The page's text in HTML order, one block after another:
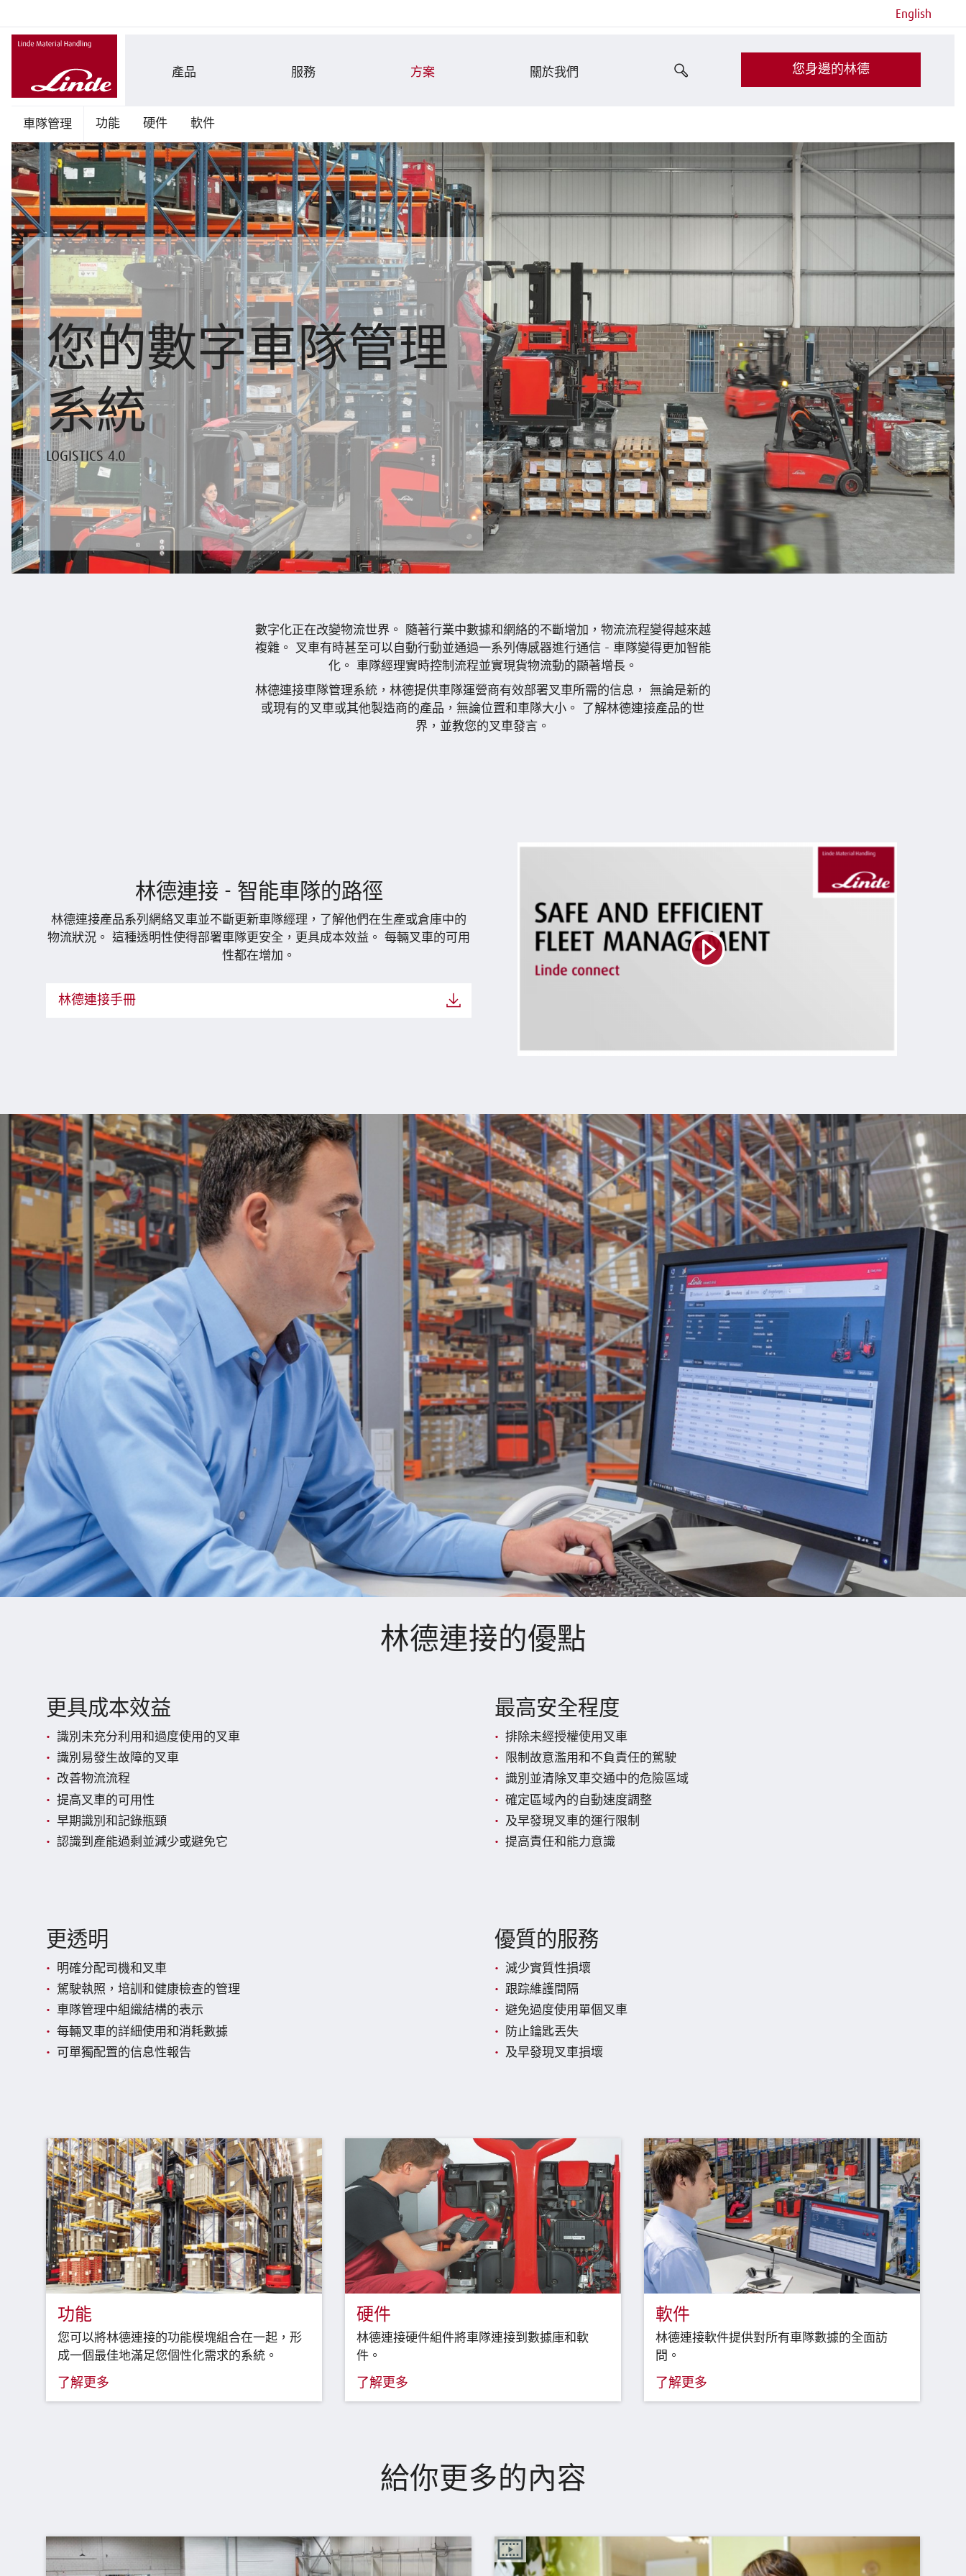
產品 服務 方案 關於我們
English
您身邊的林德
車隊管理 功能 硬件 軟件
您的數字車隊管理
系統
LOGISTICS 4.0
數字化正在改變物流世界。 隨著行業中數據和網絡的不斷增加，物流流程變得越來越
複雜。 叉車有時甚至可以自動行動並通過一系列傳感器進行通信 - 車隊變得更加智能
化。 車隊經理實時控制流程並實現貨物流動的顯著增長。
林德連接車隊管理系統，林德提供車隊運營商有效部署叉車所需的信息， 無論是新的
或現有的叉車或其他製造商的產品，無論位置和車隊大小。 了解林德連接產品的世
界，並教您的叉車發言。
林德連接 - 智能車隊的路徑
林德連接產品系列網絡叉車並不斷更新車隊經理，了解他們在生產或倉庫中的
物流狀況。 這種透明性使得部署車隊更安全，更具成本效益。 每輛叉車的可用
性都在增加。
林德連接手冊
林德連接的優點
更具成本效益
識別未充分利用和過度使用的叉車
識別易發生故障的叉車
改善物流流程
提高叉車的可用性
早期識別和記錄瓶頸
認識到產能過剩並減少或避免它
最高安全程度
排除未經授權使用叉車
限制故意濫用和不負責任的駕駛
識別並清除叉車交通中的危險區域
確定區域內的自動速度調整
及早發現叉車的運行限制
提高責任和能力意識
更透明
明確分配司機和叉車
駕駛執照，培訓和健康檢查的管理
車隊管理中組織結構的表示
每輛叉車的詳細使用和消耗數據
可單獨配置的信息性報告
優質的服務
減少實質性損壞
跟踪維護間隔
避免過度使用單個叉車
防止鑰匙丟失
及早發現叉車損壞
功能
您可以將林德連接的功能模塊組合在一起，形
成一個最佳地滿足您個性化需求的系統。
了解更多
硬件
林德連接硬件組件將車隊連接到數據庫和軟
件。
了解更多
軟件
林德連接軟件提供對所有車隊數據的全面訪
問。
了解更多
給你更多的內容